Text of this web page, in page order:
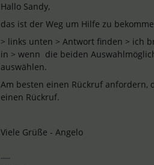
Hallo Sandy,
das ist der Weg um Hilfe zu
> links unten > Antwort finden > ich
in > wenn die beiden
auswählen.
Am besten einen Rückruf
einen Rückruf.
Viele Grüße - Angelo